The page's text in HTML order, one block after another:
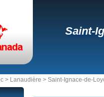
Saint-
> Lanaudière > Saint-Ignace-de-